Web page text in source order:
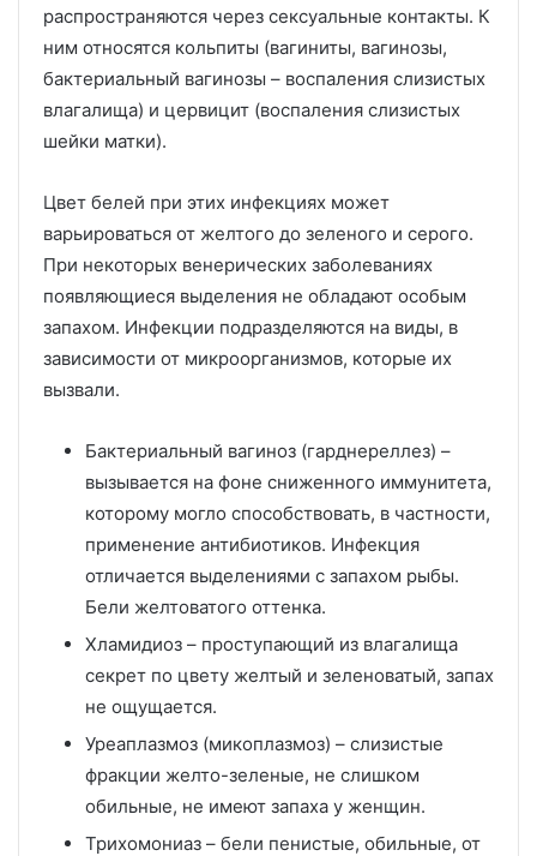
распространяются через сексуальные контакты. К
ним относятся кольпиты (вагиниты, вагинозы,
бактериальный вагинозы – воспаления слизистых
влагалища) и цервицит (воспаления слизистых
шейки матки).
Цвет белей при этих инфекциях может
варьироваться от желтого до зеленого и серого.
При некоторых венерических заболеваниях
появляющиеся выделения не обладают особым
запахом. Инфекции подразделяются на виды, в
зависимости от микроорганизмов, которые их
вызвали.
Бактериальный вагиноз (гарднереллез) –
вызывается на фоне сниженного иммунитета,
которому могло способствовать, в частности,
применение антибиотиков. Инфекция
отличается выделениями с запахом рыбы.
Бели желтоватого оттенка.
Хламидиоз – проступающий из влагалища
секрет по цвету желтый и зеленоватый, запах
не ощущается.
Уреаплазмоз (микоплазмоз) – слизистые
фракции желто-зеленые, не слишком
обильные, не имеют запаха у женщин.
Трихомониаз – бели пенистые, обильные, от